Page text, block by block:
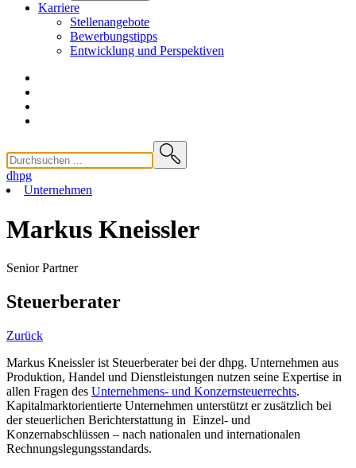
Karriere
Stellenangebote
Bewerbungstipps
Entwicklung und Perspektiven
dhpg
Unternehmen
Markus Kneissler
Senior Partner
Steuerberater
Zurück
Markus Kneissler ist Steuerberater bei der dhpg. Unternehmen aus
Produktion, Handel und Dienstleistungen nutzen seine Expertise in
allen Fragen des Unternehmens- und Konzernsteuerrechts.
Kapitalmarktorientierte Unternehmen unterstützt er zusätzlich bei
der steuerlichen Berichterstattung in Einzel- und
Konzernabschlüssen – nach nationalen und internationalen
Rechnungslegungsstandards.